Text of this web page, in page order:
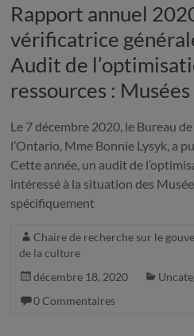
Rapport annuel
vérificatrice
Audit de
ressources :
Le 7 décembre 2020, le Bureau
l’Ontario, Mme Bonnie Lysyk, a
Cette année, un audit de
intéressé à la situation des
spécifiquement
Chaire de recherche sur le
de la culture
décembre 18, 2020
0 Commentaires